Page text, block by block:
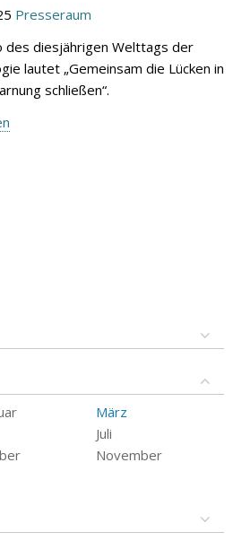
Presseraum
des diesjährigen Welttags der
lautet „Gemeinsam die Lücken in
schließen“.
März
Juli
November